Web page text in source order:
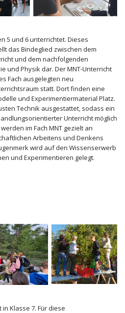
5 und 6 unterrichtet. Dieses
das Bindeglied zwischen dem
und dem nachfolgenden
und Physik dar. Der MNT-Unterricht
Fach ausgelegten neu
statt. Dort finden eine
und Experimentiermaterial Platz.
Technik ausgestattet, sodass ein
Unterricht möglich
im Fach MNT gezielt an
Arbeitens und Denkens
wird auf den Wissenserwerb
und Experimentieren gelegt.
Klasse 7. Für diese